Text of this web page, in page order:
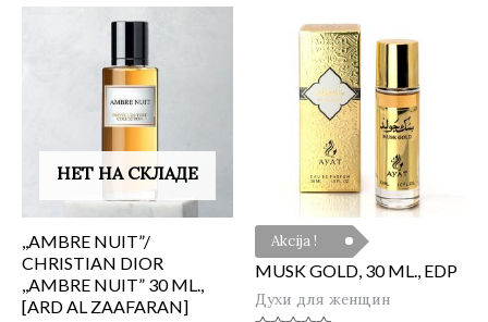
НЕТ НА СКЛАДЕ
,,AMBRE NUIT”/
CHRISTIAN DIOR
,,AMBRE NUIT” 30 ML.,
[ARD AL ZAAFARAN]
Akcija !
MUSK GOLD, 30 ML., EDP
Духи для женщин